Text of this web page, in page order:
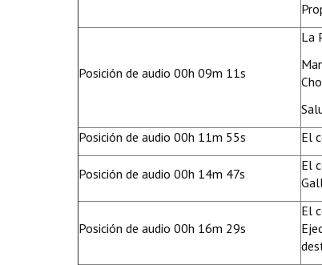
Posición de audio 00h 09m 11s
La
Posición de audio 00h 11m 55s
El
Posición de audio 00h 14m 47s
El
Posición de audio 00h 16m 29s
El